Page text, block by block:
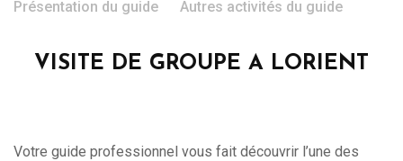
Présentation du guide Autres activités du guide
VISITE DE GROUPE A LORIENT
Votre guide professionnel vous fait découvrir l’une des